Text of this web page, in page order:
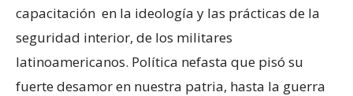
capacitación en la ideología y las prácticas de la
seguridad interior, de los militares
latinoamericanos. Política nefasta que pisó su
fuerte desamor en nuestra patria, hasta la guerra